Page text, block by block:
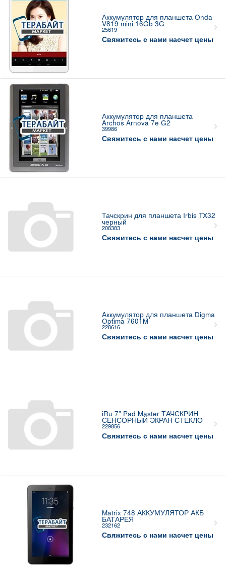
Аккумулятор для планшета Onda
V819 mini 16Gb 3G
25619
Свяжитесь с нами насчет цены
Аккумулятор для планшета
Archos Arnova 7e G2
39986
Свяжитесь с нами насчет цены
Тачскрин для планшета Irbis TX32
черный
208383
Свяжитесь с нами насчет цены
Аккумулятор для планшета Digma
Optima 7601M
228616
Свяжитесь с нами насчет цены
iRu 7" Pad Master ТАЧСКРИН
СЕНСОРНЫЙ ЭКРАН СТЕКЛО
229856
Свяжитесь с нами насчет цены
Matrix 748 АККУМУЛЯТОР АКБ
БАТАРЕЯ
232162
Свяжитесь с нами насчет цены